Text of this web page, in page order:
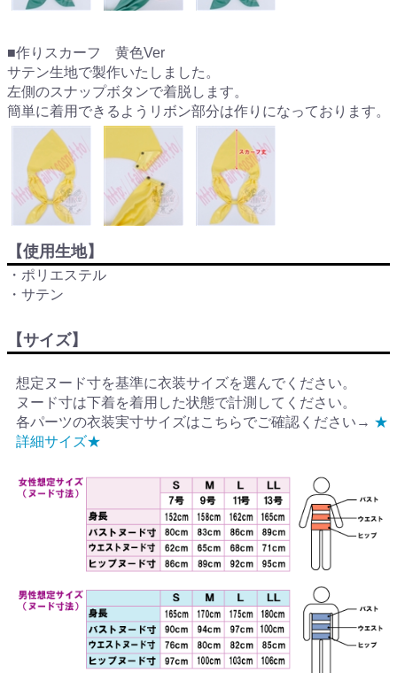
■作りスカーフ 黄色Ver
サテン生地で製作いたしました。
左側のスナップボタンで着脱します。
簡単に着用できるようリボン部分は作りになっております。
【使用生地】
・ポリエステル
・サテン
【サイズ】
想定ヌード寸を基準に衣装サイズを選んでください。
ヌード寸は下着を着用した状態で計測してください。
各パーツの衣装実寸サイズはこちらでご確認ください→ ★
詳細サイズ★